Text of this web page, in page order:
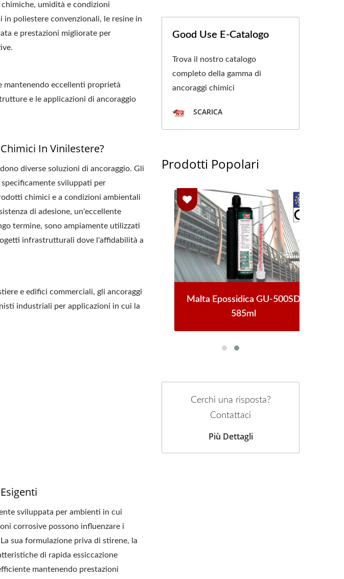
chimiche, umidità e condizioni
poliestere convenzionali, le resine in
e prestazioni migliorate per
mantenendo eccellenti proprietà
e le applicazioni di ancoraggio
In Vinilestere?
diverse soluzioni di ancoraggio. Gli
sviluppati per
chimici e a condizioni ambientali
di adesione, un'eccellente
termine, sono ampiamente utilizzati
infrastrutturali dove l'affidabilità a
e edifici commerciali, gli ancoraggi
industriali per applicazioni in cui la
sviluppata per ambienti in cui
corrosive possono influenzare i
sua formulazione priva di stirene, la
di rapida essiccazione
mantenendo prestazioni
Good Use E-Catalogo
Trova il nostro catalogo
completo della gamma di
ancoraggi chimici
SCARICA
Prodotti Popolari
Malta Epossidica GU-500SD
585ml
Cerchi una risposta?
Contattaci
Più Dettagli